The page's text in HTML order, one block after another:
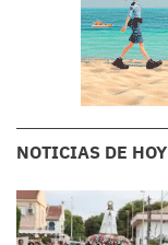
NOTICIAS DE HOY